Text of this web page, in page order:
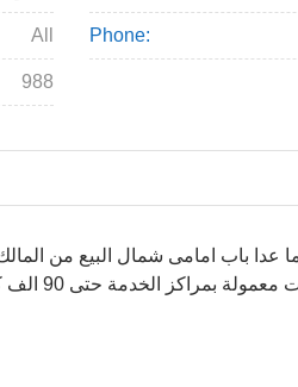
All Phone:
988